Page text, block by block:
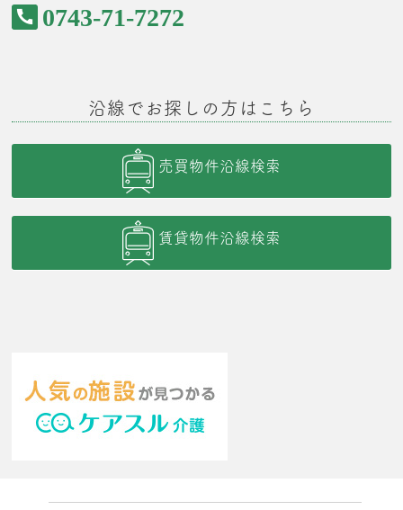
0743-71-7272
沿線でお探しの方はこちら
売買物件沿線検索
賃貸物件沿線検索